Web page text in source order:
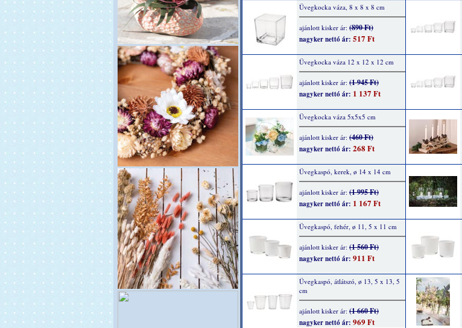
Üvegkocka váza, 8 x 8 x 8 cm
ajánlott kisker ár: (890 Ft)
nagyker nettó ár: 517 Ft
Üvegkocka váza 12 x 12 x 12 cm
ajánlott kisker ár: (1 945 Ft)
nagyker nettó ár: 1 137 Ft
Üvegkocka váza 5x5x5 cm
ajánlott kisker ár: (460 Ft)
nagyker nettó ár: 268 Ft
Üvegkaspó, kerek, ø 14 x 14 cm
ajánlott kisker ár: (1 995 Ft)
nagyker nettó ár: 1 167 Ft
Üvegkaspó, fehér, ø 11, 5 x 11 cm
ajánlott kisker ár: (1 560 Ft)
nagyker nettó ár: 911 Ft
Üvegkaspó, átlátszó, ø 13, 5 x 13, 5
cm
ajánlott kisker ár: (1 660 Ft)
nagyker nettó ár: 969 Ft